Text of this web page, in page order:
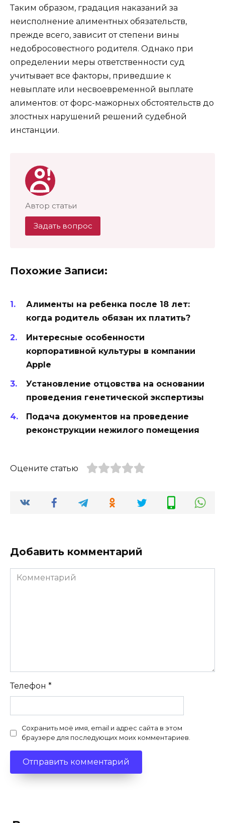
Таким образом, градация наказаний за
неисполнение алиментных обязательств,
прежде всего, зависит от степени вины
недобросовестного родителя. Однако при
определении меры ответственности суд
учитывает все факторы, приведшие к
невыплате или несвоевременной выплате
алиментов: от форс-мажорных обстоятельств до
злостных нарушений решений судебной
инстанции.
Автор статьи
Задать вопрос
Похожие Записи:
Алименты на ребенка после 18 лет:
когда родитель обязан их платить?
Интересные особенности
корпоративной культуры в компании
Apple
Установление отцовства на основании
проведения генетической экспертизы
Подача документов на проведение
реконструкции нежилого помещения
Оцените статью
Добавить комментарий
Комментарий
Телефон *
Сохранить моё имя, email и адрес сайта в этом
браузере для последующих моих комментариев.